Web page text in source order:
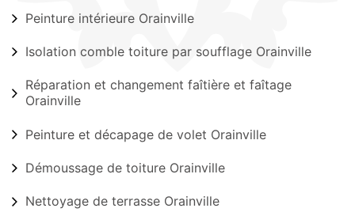
Peinture intérieure Orainville
Isolation comble toiture par soufflage Orainville
Réparation et changement faîtière et faîtage
Orainville
Peinture et décapage de volet Orainville
Démoussage de toiture Orainville
Nettoyage de terrasse Orainville